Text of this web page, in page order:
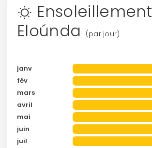
Ensoleillement
Eloúnda
(par jour)
janv
fév
mars
avril
mai
juin
juil